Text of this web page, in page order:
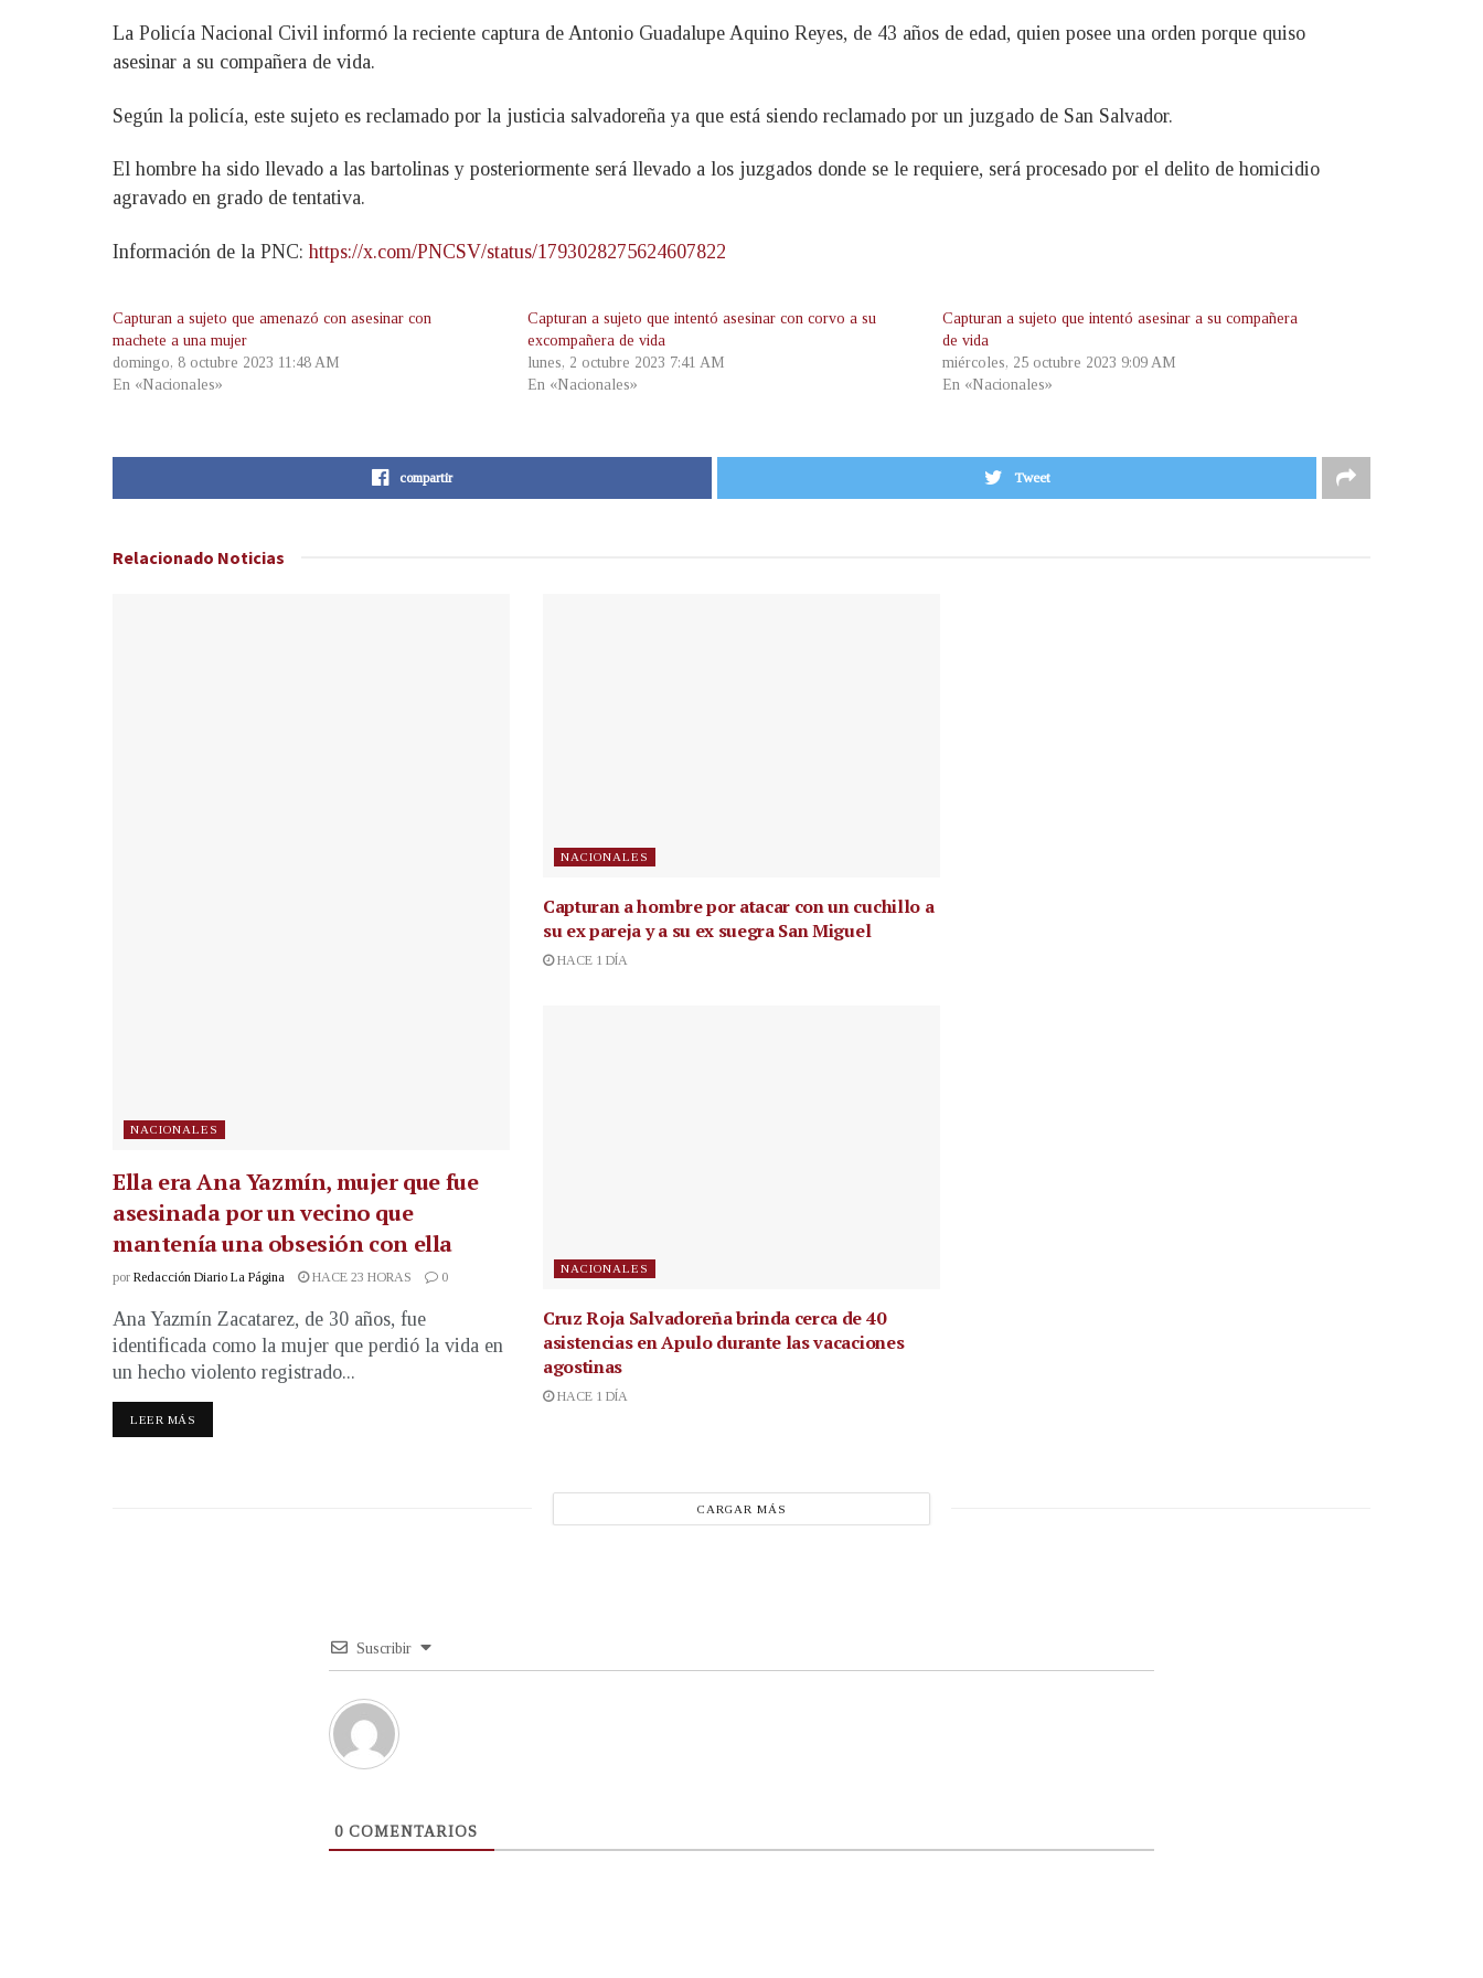
La Policía Nacional Civil informó la reciente captura de Antonio Guadalupe Aquino Reyes, de 43 años de edad, quien posee una orden porque quiso
asesinar a su compañera de vida.
Según la policía, este sujeto es reclamado por la justicia salvadoreña ya que está siendo reclamado por un juzgado de San Salvador.
El hombre ha sido llevado a las bartolinas y posteriormente será llevado a los juzgados donde se le requiere, será procesado por el delito de homicidio
agravado en grado de tentativa.
Información de la PNC: https://x.com/PNCSV/status/1793028275624607822
Capturan a sujeto que amenazó con asesinar con
machete a una mujer
domingo, 8 octubre 2023 11:48 AM
En «Nacionales»
Capturan a sujeto que intentó asesinar con corvo a su
excompañera de vida
lunes, 2 octubre 2023 7:41 AM
En «Nacionales»
Capturan a sujeto que intentó asesinar a su compañera
de vida
miércoles, 25 octubre 2023 9:09 AM
En «Nacionales»
compartir Tweet
Relacionado Noticias
NACIONALES
Ella era Ana Yazmín, mujer que fue
asesinada por un vecino que
mantenía una obsesión con ella
por Redacción Diario La Página HACE 23 HORAS 0
Ana Yazmín Zacatarez, de 30 años, fue
identificada como la mujer que perdió la vida en
un hecho violento registrado...
LEER MÁS
NACIONALES
Capturan a hombre por atacar con un cuchillo a
su ex pareja y a su ex suegra San Miguel
HACE 1 DÍA
NACIONALES
Cruz Roja Salvadoreña brinda cerca de 40
asistencias en Apulo durante las vacaciones
agostinas
HACE 1 DÍA
CARGAR MÁS
Suscribir
0 COMENTARIOS